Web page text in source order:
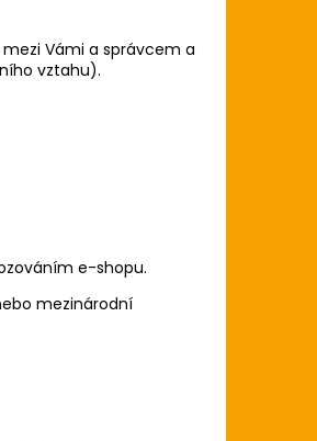
Vámi a správcem a
vztahu).
e-shopu.
mezinárodní